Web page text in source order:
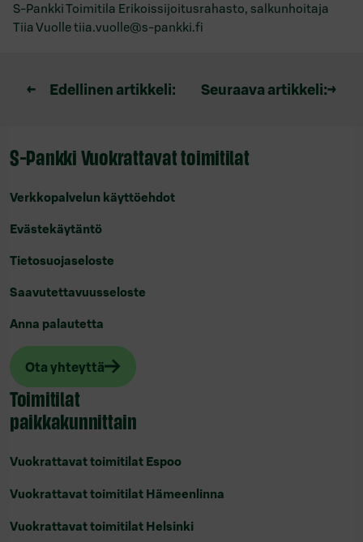
S-Pankki Toimitila Erikoissijoitusrahasto, salkunhoitaja
Tiia Vuolle tiia.vuolle@s-pankki.fi
Artikkelien
← Edellinen artikkeli: →
Seuraava artikkeli:
S-Pankki Vuokrattavat toimitilat
Verkkopalvelun käyttöehdot
Evästekäytäntö
Tietosuojaseloste
Saavutettavuusseloste
Anna palautetta
Ota yhteyttä
Toimitilat
paikkakunnittain
Vuokrattavat toimitilat Espoo
Vuokrattavat toimitilat Hämeenlinna
Vuokrattavat toimitilat Helsinki